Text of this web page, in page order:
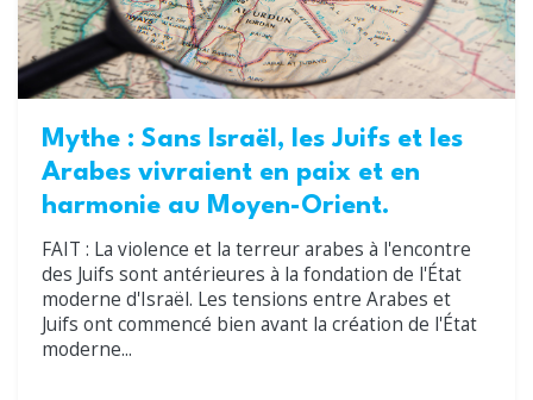
Mythe : Sans Israël, les Juifs et les
Arabes vivraient en paix et en
harmonie au Moyen-Orient.
FAIT : La violence et la terreur arabes à l'encontre
des Juifs sont antérieures à la fondation de l'État
moderne d'Israël. Les tensions entre Arabes et
Juifs ont commencé bien avant la création de l'État
moderne...